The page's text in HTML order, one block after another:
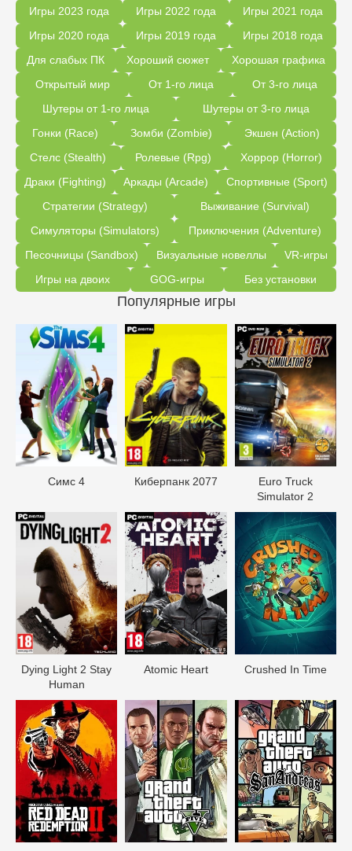
Игры 2023 года
Игры 2022 года
Игры 2021 года
Игры 2020 года
Игры 2019 года
Игры 2018 года
Для слабых ПК
Хороший сюжет
Хорошая графика
Открытый мир
От 1-го лица
От 3-го лица
Шутеры от 1-го лица
Шутеры от 3-го лица
Гонки (Race)
Зомби (Zombie)
Экшен (Action)
Стелс (Stealth)
Ролевые (Rpg)
Хоррор (Horror)
Драки (Fighting)
Аркады (Arcade)
Спортивные (Sport)
Стратегии (Strategy)
Выживание (Survival)
Симуляторы (Simulators)
Приключения (Adventure)
Песочницы (Sandbox)
Визуальные новеллы
VR-игры
Игры на двоих
GOG-игры Без установки
Популярные игры
Симс 4 Киберпанк 2077
Euro Truck
Simulator 2
Dying Light 2 Stay
Human
Atomic Heart Crushed In Time